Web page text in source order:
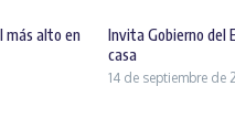
más alto en
Invita Gobierno del
casa
14 de septiembre de